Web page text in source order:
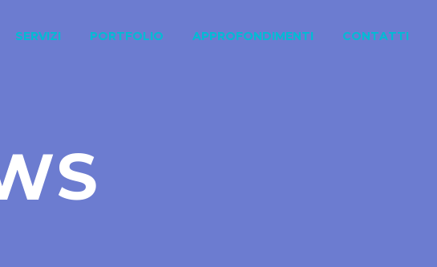
SERVIZI PORTFOLIO APPROFONDIMENTI CONTATTI